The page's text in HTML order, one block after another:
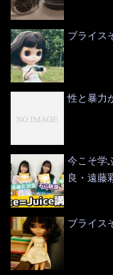
ブライス
性と暴力
今こそ学
良・遠藤
ブライス